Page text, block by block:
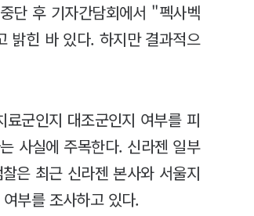
단 후 기자간담회에서 "펙사벡
밝힌 바 있다. 하지만 결과적으
군인지 대조군인지 여부를 피
사실에 주목한다. 신라젠 일부
은 최근 신라젠 본사와 서울지
부를 조사하고 있다.